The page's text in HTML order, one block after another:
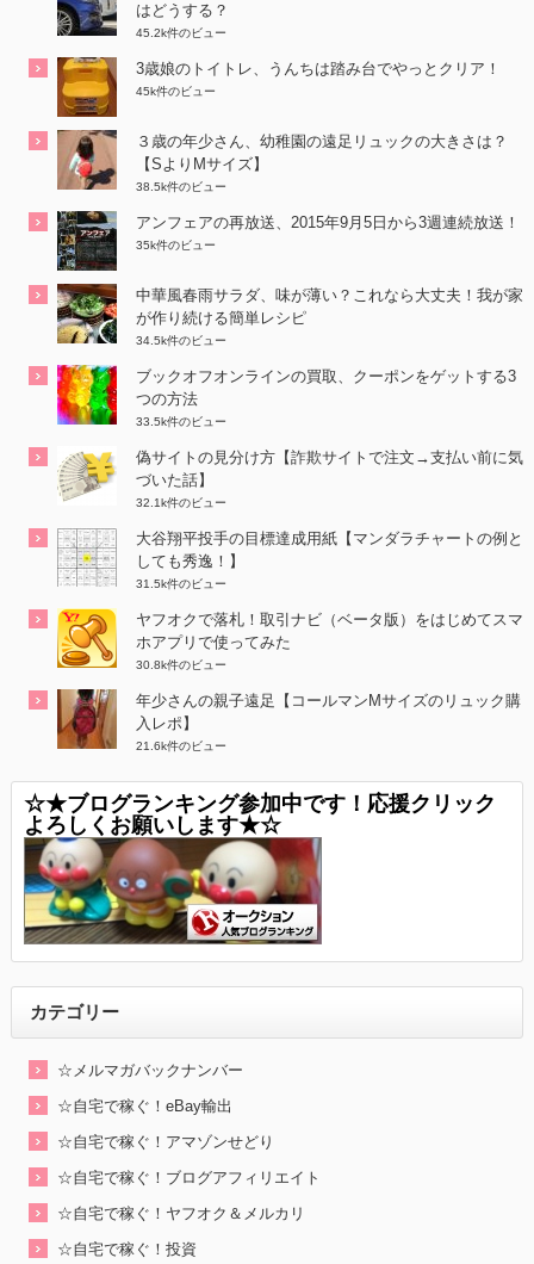
はどうする？
45.2k件のビュー
3歳娘のトイトレ、うんちは踏み台でやっとクリア！
45k件のビュー
３歳の年少さん、幼稚園の遠足リュックの大きさは？
【SよりMサイズ】
38.5k件のビュー
アンフェアの再放送、2015年9月5日から3週連続放送！
35k件のビュー
中華風春雨サラダ、味が薄い？これなら大丈夫！我が家
が作り続ける簡単レシピ
34.5k件のビュー
ブックオフオンラインの買取、クーポンをゲットする3
つの方法
33.5k件のビュー
偽サイトの見分け方【詐欺サイトで注文→支払い前に気
づいた話】
32.1k件のビュー
大谷翔平投手の目標達成用紙【マンダラチャートの例と
しても秀逸！】
31.5k件のビュー
ヤフオクで落札！取引ナビ（ベータ版）をはじめてスマ
ホアプリで使ってみた
30.8k件のビュー
年少さんの親子遠足【コールマンMサイズのリュック購
入レポ】
21.6k件のビュー
☆★ブログランキング参加中です！応援クリック
よろしくお願いします★☆
カテゴリー
☆メルマガバックナンバー
☆自宅で稼ぐ！eBay輸出
☆自宅で稼ぐ！アマゾンせどり
☆自宅で稼ぐ！ブログアフィリエイト
☆自宅で稼ぐ！ヤフオク＆メルカリ
☆自宅で稼ぐ！投資